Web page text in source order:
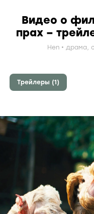
Видео о
прах –
Hen драма,
Трейлеры (1)